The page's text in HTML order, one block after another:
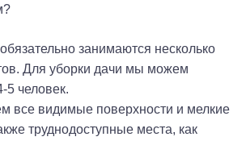
занимаются несколько
Для уборки дачи мы можем
5 человек.
все видимые поверхности и мелкие
труднодоступные места, как